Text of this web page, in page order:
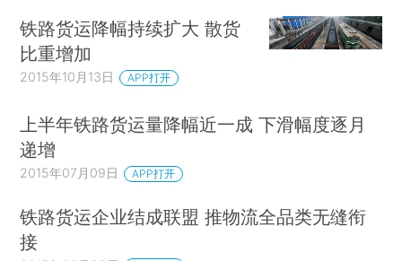
铁路货运降幅持续扩大 散货
比重增加
2015年10月13日 APP打开
上半年铁路货运量降幅近一成 下滑幅度逐月
递增
2015年07月09日 APP打开
铁路货运企业结成联盟 推物流全品类无缝衔
接